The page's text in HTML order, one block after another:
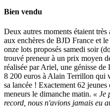
Bien vendu
Deux autres moments étaient
aux enchères de BJD France et
onze lots proposés samedi soir
trouvé preneur à un prix moyen
réalisée par Ariel, une génisse
8 200 euros à Alain Terrillon qui
sa lancée ! Exactement 62
meneurs le dimanche matin. « Je
record, nous n'avions jamais eu